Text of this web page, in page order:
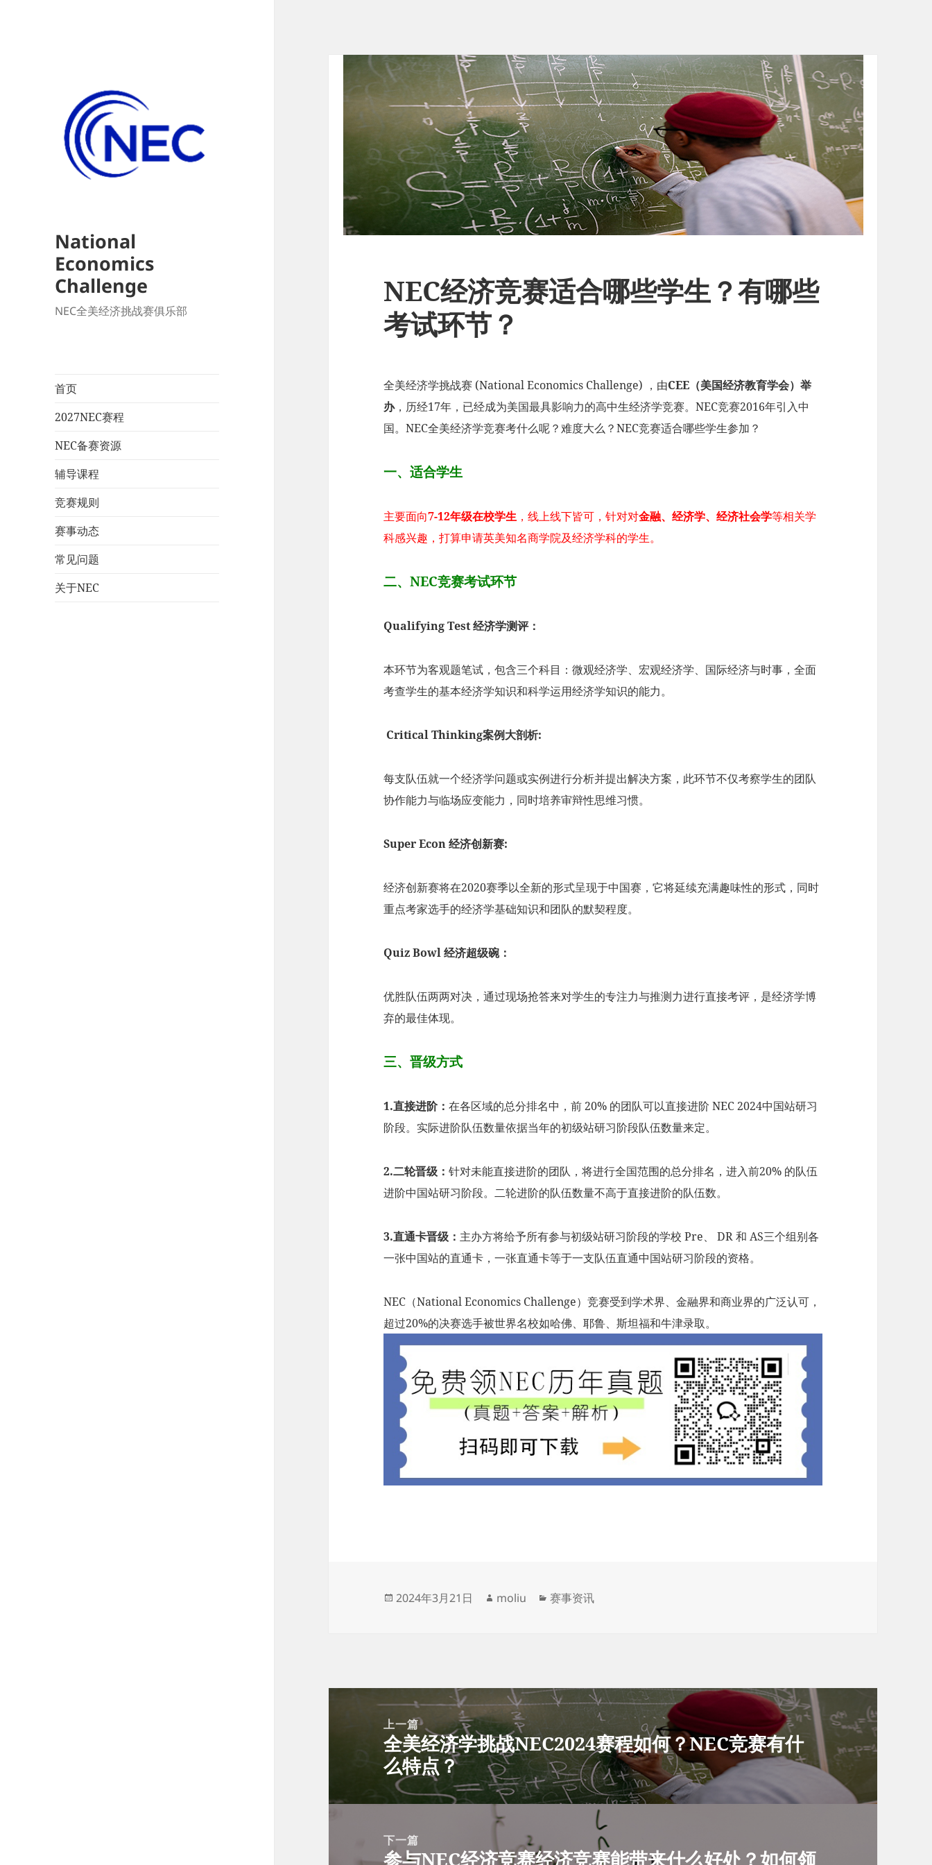
National
Economics
Challenge
NEC全美经济挑战赛俱乐部
首页
2027NEC赛程
NEC备赛资源
辅导课程
竞赛规则
赛事动态
常见问题
关于NEC
NEC经济竞赛适合哪些学生？有哪些
考试环节？
全美经济学挑战赛 (National Economics Challenge) ，由CEE（美国经济教育学会）举
办，历经17年，已经成为美国最具影响力的高中生经济学竞赛。NEC竞赛2016年引入中
国。NEC全美经济学竞赛考什么呢？难度大么？NEC竞赛适合哪些学生参加？
一、适合学生
主要面向7-12年级在校学生 ，线上线下皆可，针对对金融、经济学、经济社会学等相关学
科感兴趣，打算申请英美知名商学院及经济学科的学生。
二、NEC竞赛考试环节
Qualifying Test 经济学测评：
本环节为客观题笔试，包含三个科目：微观经济学、宏观经济学、国际经济与时事，全面
考查学生的基本经济学知识和科学运用经济学知识的能力。
Critical Thinking案例大剖析:
每支队伍就一个经济学问题或实例进行分析并提出解决方案，此环节不仅考察学生的团队
协作能力与临场应变能力，同时培养审辩性思维习惯。
Super Econ 经济创新赛:
经济创新赛将在2020赛季以全新的形式呈现于中国赛，它将延续充满趣味性的形式，同时
重点考家选手的经济学基础知识和团队的默契程度。
Quiz Bowl 经济超级碗：
优胜队伍两两对决，通过现场抢答来对学生的专注力与推测力进行直接考评，是经济学博
弃的最佳体现。
三、晋级方式
1.直接进阶：在各区域的总分排名中，前 20% 的团队可以直接进阶 NEC 2024中国站研习
阶段。实际进阶队伍数量依据当年的初级站研习阶段队伍数量来定。
2.二轮晋级：针对未能直接进阶的团队，将进行全国范围的总分排名，进入前20% 的队伍
进阶中国站研习阶段。二轮进阶的队伍数量不高于直接进阶的队伍数。
3.直通卡晋级： 主办方将给予所有参与初级站研习阶段的学校 Pre、 DR 和 AS三个组别各
一张中国站的直通卡，一张直通卡等于一支队伍直通中国站研习阶段的资格。
NEC（National Economics Challenge）竞赛受到学术界、金融界和商业界的广泛认可，
超过20%的决赛选手被世界名校如哈佛、耶鲁、斯坦福和牛津录取。
发
2024年3月21日
作
moliu
分
赛事资讯
上一篇
上
篇
文
章：
全美经济学挑战NEC2024赛程如何？NEC竞赛有什
么特点？
下一篇
下
参与NEC经济竞赛经济竞赛能带来什么好处？如何领